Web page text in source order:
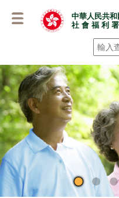
容
中華人民共
社 會 福 利
搜尋 *